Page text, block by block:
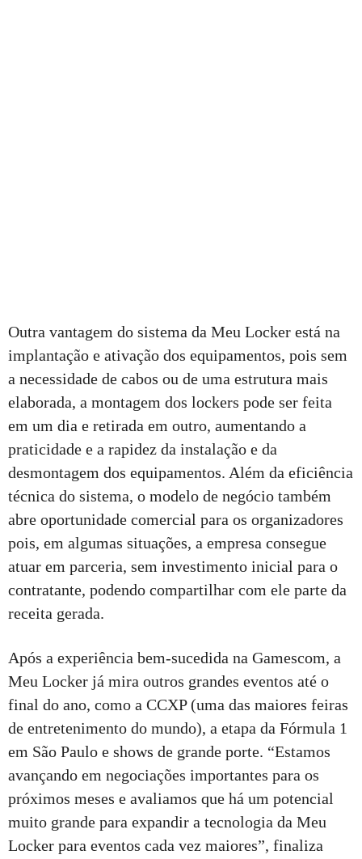
Outra vantagem do sistema da Meu Locker está na
implantação e ativação dos equipamentos, pois sem
a necessidade de cabos ou de uma estrutura mais
elaborada, a montagem dos lockers pode ser feita
em um dia e retirada em outro, aumentando a
praticidade e a rapidez da instalação e da
desmontagem dos equipamentos. Além da eficiência
técnica do sistema, o modelo de negócio também
abre oportunidade comercial para os organizadores
pois, em algumas situações, a empresa consegue
atuar em parceria, sem investimento inicial para o
contratante, podendo compartilhar com ele parte da
receita gerada.
Após a experiência bem-sucedida na Gamescom, a
Meu Locker já mira outros grandes eventos até o
final do ano, como a CCXP (uma das maiores feiras
de entretenimento do mundo), a etapa da Fórmula 1
em São Paulo e shows de grande porte. “Estamos
avançando em negociações importantes para os
próximos meses e avaliamos que há um potencial
muito grande para expandir a tecnologia da Meu
Locker para eventos cada vez maiores”, finaliza